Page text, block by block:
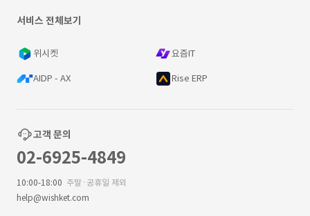
서비스 전체보기
위시켓 요즘IT
AIDP - AX Rise ERP
고객 문의
02-6925-4849
10:00-18:00 주말·공휴일 제외
help@wishket.com